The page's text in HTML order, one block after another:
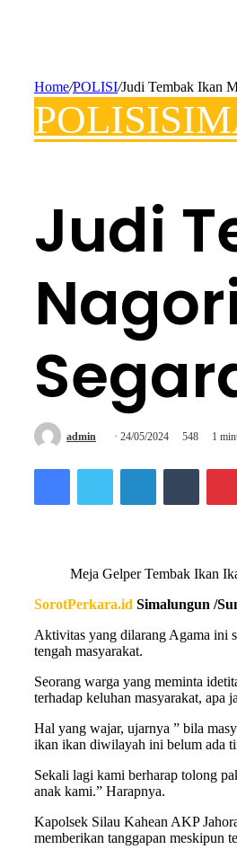
Home/POLISI/Judi Tembak Ikan
POLISI
Judi
admin
Send 24/05/2024 548 1
FacebookTwitterLinkedIn
Meja Gelper Tembak Ikan
SorotPerkara.id Simalungun /
Aktivitas yang dilarang Agama ini
tengah masyarakat.
Seorang warga yang meminta
terhadap keluhan masyarakat, apa
Hal yang wajar, ujarnya ” bila
ikan ikan diwilayah ini belum ada
Sekali lagi kami berharap tolong
anak kami.” Harapnya.
Kapolsek Silau Kahean AKP
memberikan tanggapan meskipun